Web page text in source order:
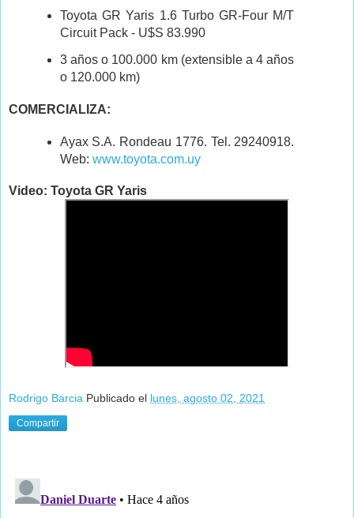
Toyota GR Yaris 1.6 Turbo GR-Four M/T
Circuit Pack - U$S 83.990
3 años o 100.000 km (extensible a 4 años
o 120.000 km)
COMERCIALIZA:
Ayax S.A. Rondeau 1776. Tel. 29240918.
Web: www.toyota.com.uy
Video: Toyota GR Yaris
Rodrigo Barcia Publicado el lunes, agosto 02, 2021
Compartir